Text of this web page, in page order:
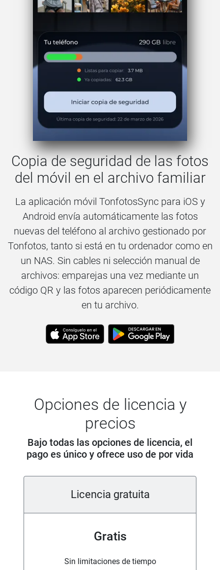
Copia de seguridad de las fotos
del móvil en el archivo familiar
La aplicación móvil TonfotosSync para iOS y
Android envía automáticamente las fotos
nuevas del teléfono al archivo gestionado por
Tonfotos, tanto si está en tu ordenador como en
un NAS. Sin cables ni selección manual de
archivos: emparejas una vez mediante un
código QR y las fotos aparecen periódicamente
en tu archivo.
Opciones de licencia y
precios
Bajo todas las opciones de licencia, el
pago es único y ofrece uso de por vida
Licencia gratuita
Gratis
Sin limitaciones de tiempo